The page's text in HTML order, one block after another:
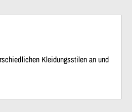
Kleidungsstilen an und